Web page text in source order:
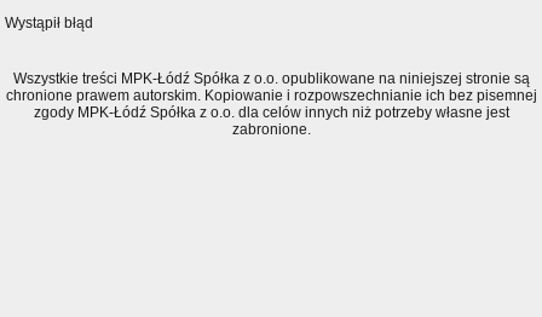
Wystąpił błąd
Wszystkie treści MPK-Łódź Spółka z o.o. opublikowane na niniejszej stronie są
chronione prawem autorskim. Kopiowanie i rozpowszechnianie ich bez pisemnej
zgody MPK-Łódź Spółka z o.o. dla celów innych niż potrzeby własne jest
zabronione.